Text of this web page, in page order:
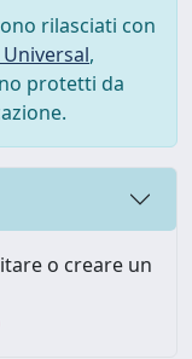
rilasciati con
Universal,
protetti da
o creare un